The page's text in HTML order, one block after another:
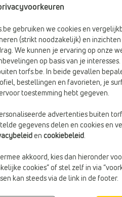
dames 50 items
WANDELSCHOENEN
€ 79,99
gebruiken we cookies en
(strikt noodzakelijk) en
We kunnen je ervaring op onze
op basis van je
torfs.be. In beide gevallen
bestellingen en favorieten, je
toestemming hebt gegeven.
advertenties buiten
gegevens delen en cookies en
en cookiebeleid.
akkoord, kies dan hieronder
cookies” of stel zelf in via
kan steeds via de link in de footer.